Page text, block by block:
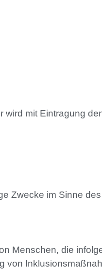
mit Eintragung
Zwecke im Sinne
Menschen, die
von